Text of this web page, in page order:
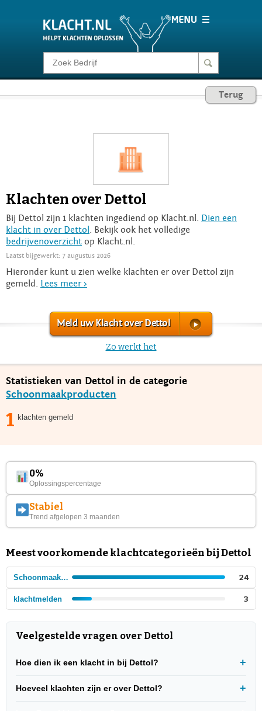
Klacht melden
Login
Terug
Klachten over Dettol
Bij Dettol zijn 1 klachten ingediend op Klacht.nl. Dien een
klacht in over Dettol
. Bekijk ook het volledige
bedrijvenoverzicht op Klacht.nl.
Laatst bijgewerkt: 7 augustus 2026
Hieronder kunt u zien welke klachten er over Dettol zijn
gemeld. Lees meer >
Meld uw Klacht over Dettol
Zo werkt het
Statistieken van Dettol in de categorie
Schoonmaakproducten
1 klachten gemeld
0%
Oplossingspercentage
Stabiel
Trend afgelopen 3 maanden
Meest voorkomende klachtcategorieën bij Dettol
Schoonmaakproducten 24
klachtmelden 3
Veelgestelde vragen over Dettol
Hoe dien ik een klacht in bij Dettol?
Hoeveel klachten zijn er over Dettol?